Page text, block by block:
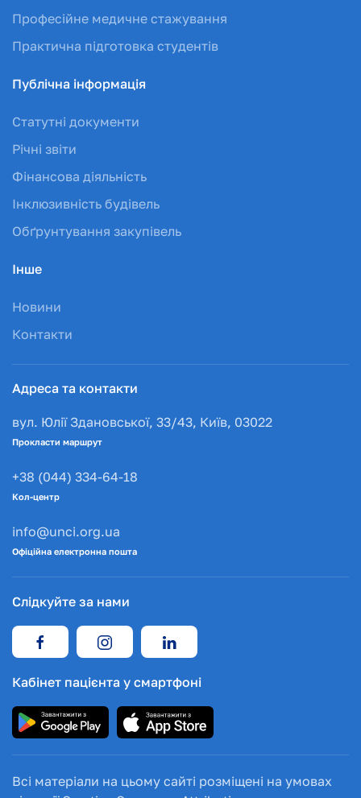
Професійне медичне стажування
Практична підготовка студентів
Публічна інформація
Статутні документи
Річні звіти
Фінансова діяльність
Інклюзивність будівель
Обґрунтування закупівель
Інше
Новини
Контакти
Адреса та контакти
вул. Юлії Здановської, 33/43, Київ, 03022
Прокласти маршрут
+38 (044) 334-64-18
Кол-центр
info@unci.org.ua
Офіційна електронна пошта
Слідкуйте за нами
Кабінет пацієнта у смартфоні
Всі матеріали на цьому сайті розміщені на умовах